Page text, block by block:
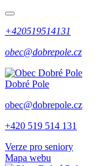
+420519514131
obec@dobrepole.cz
Dobré Pole
obec@dobrepole.cz
+420 519 514 131
Verze pro seniory
Mapa webu